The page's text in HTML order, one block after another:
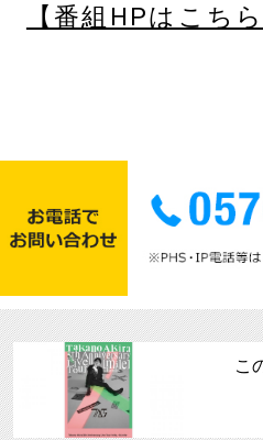
【番組HPはこちら
こ